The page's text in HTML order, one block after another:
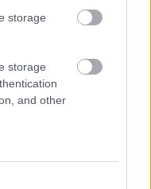
storage
storage
and other
elárulta, hogy
a Meta új VR-
megérkezett
új
a Starship